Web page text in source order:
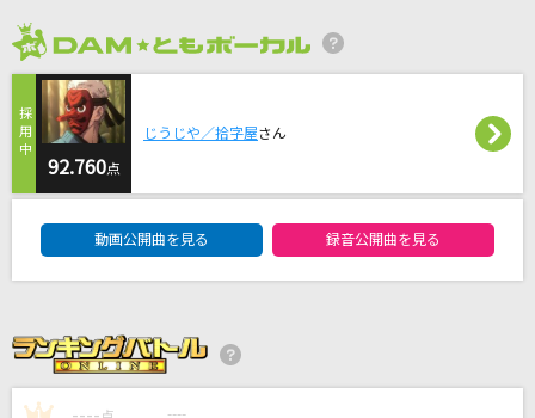
[生音]Good Morning World!
BURNOUT SYNDROMES
you
倖田來未
夏祭り
JITTERIN' JINN
てにをは
Forever Love(ビデオクリップバージョン)
92.760点
じうじや／拾字屋さん
動画公開曲を見る 録音公開曲を見る
1 ----